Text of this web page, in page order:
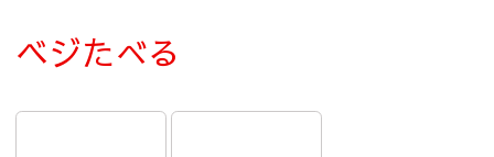
ベジたべる